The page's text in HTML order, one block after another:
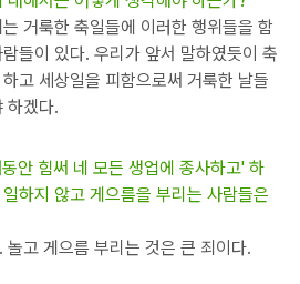
거룩한 축일들에 이러한 행위들을 함
들이 있다. 우리가 앞서 말하였듯이 축
고 세상일을 피함으로써 거룩한 날들
하겠다.
안 힘써 네 모든 생업에 종사하고' 하
하지 않고 게으름을 부리는 사람들은
놀고 게으름 부리는 것은 큰 죄이다.